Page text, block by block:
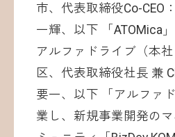
市、代表取締役Co-CEO
一輝、以下 「ATOMica
アルファドライブ（本
区、代表取締役社長 兼
要一、以下 「アルファ
業し、新規事業開発の